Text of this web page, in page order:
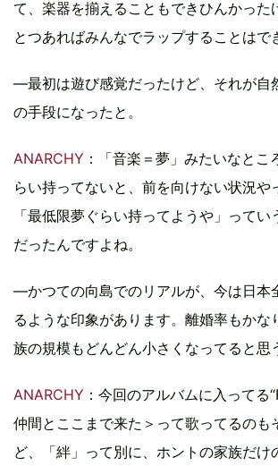
て、楽器を揃えることもできひんかった
とつあればみんなでラップすることはで
―最初は遊び感覚だったけど、それが自
の手段になったと。
ANARCHY ：「音楽＝夢」みたいなとこ
らい持ってないと、前を向けない状況や
「最低限夢ぐらい持ってようや」って
だったんですよね。
―かつての向島でのリアルが、今は日本
るような印象があります。離婚率もかな
族の規模もどんどん小さくなってると思
ANARCHY ：今回のアルバムに入ってる
仲間とここまで来た＞って歌ってるのも
ど、「絆」って別に、ホントの家族だけ